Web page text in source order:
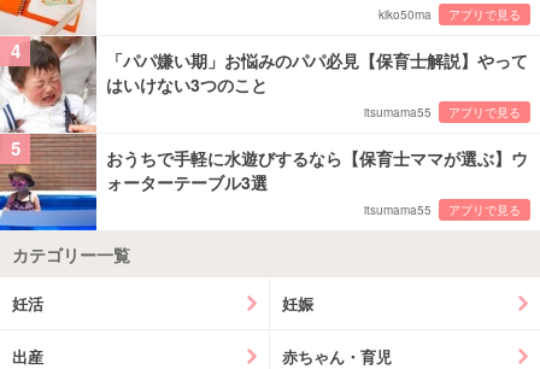
kiko50ma アプリで見る
4
「パパ嫌い期」お悩みのパパ必見【保育士解説】やって
はいけない3つのこと
itsumama55 アプリで見る
5
おうちで手軽に水遊びするなら【保育士ママが選ぶ】ウ
ォーターテーブル3選
itsumama55 アプリで見る
カテゴリー一覧
妊活 妊娠
出産 赤ちゃん・育児